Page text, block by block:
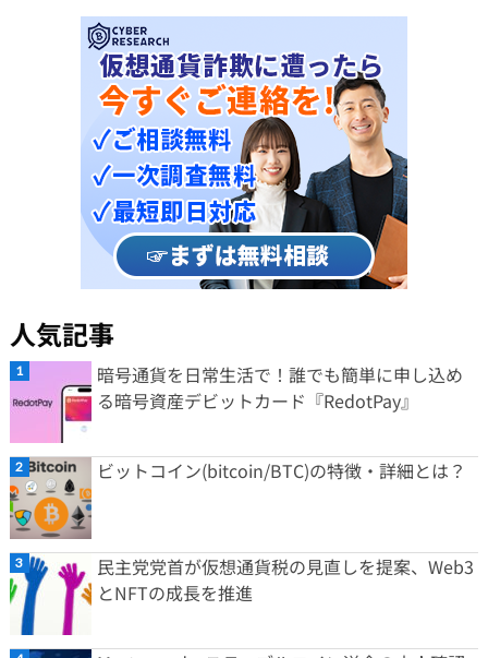
人気記事
暗号通貨を日常生活で！誰でも簡単に申し込め
る暗号資産デビットカード『RedotPay』
ビットコイン(bitcoin/BTC)の特徴・詳細とは？
民主党党首が仮想通貨税の見直しを提案、Web3
とNFTの成長を推進